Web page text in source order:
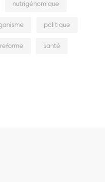
nutrigénomique
politique
reforme santé